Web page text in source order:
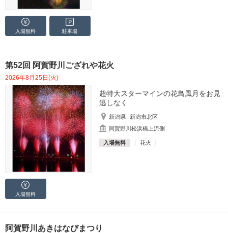
入場無料 駐車場
第52回 阿賀野川ござれや花火
2026年8月25日(火)
超特大スターマインの花鳥風月をお見
逃しなく
新潟県
新潟市北区
阿賀野川松浜橋上流側
入場無料 花火
入場無料
阿賀野川あきはなびまつり